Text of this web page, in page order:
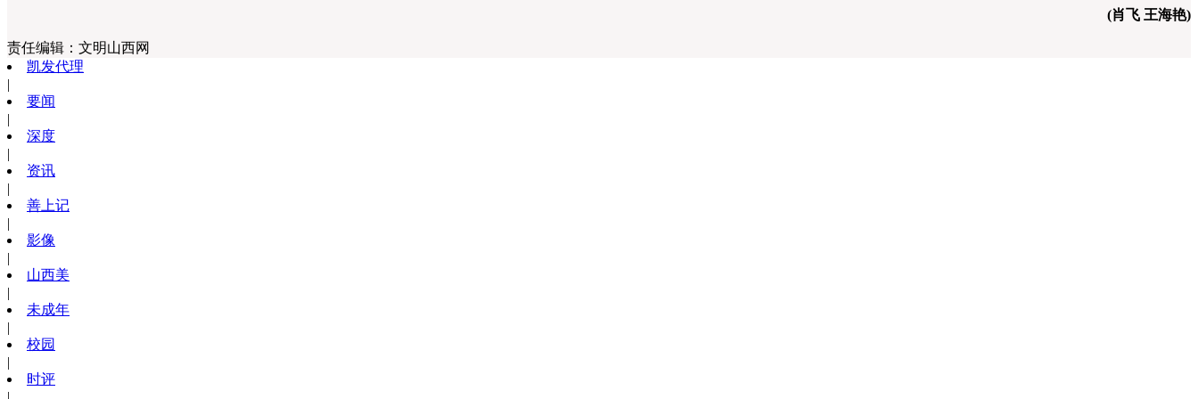
(肖飞 王海艳)
责任编辑： 文明山西网
凯发代理
|
要闻
|
深度
|
资讯
|
善上记
|
影像
|
山西美
|
未成年
|
校园
|
时评